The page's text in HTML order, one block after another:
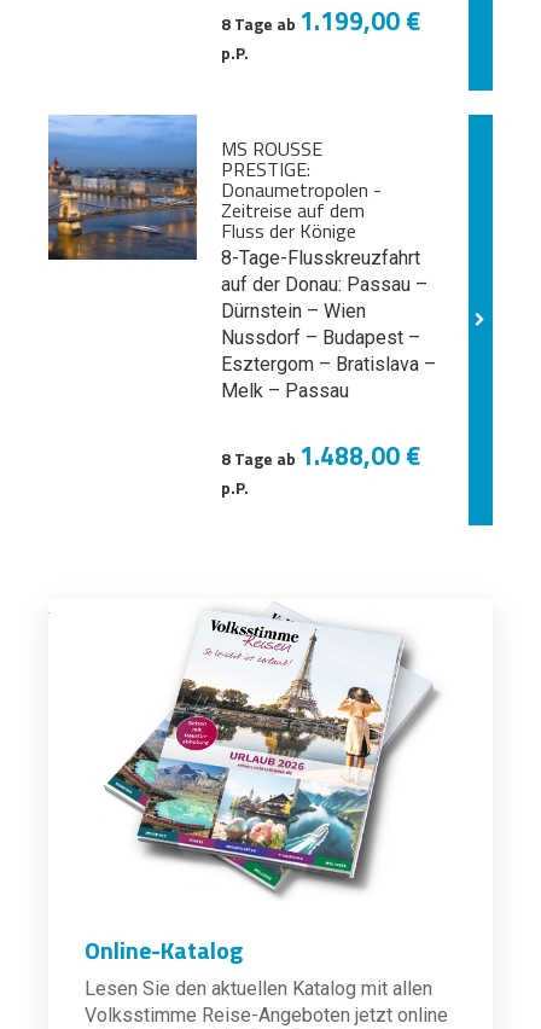
8 Tage ab 1.199,00 €
p.P.
MS ROUSSE
PRESTIGE:
Donaumetropolen -
Zeitreise auf dem
Fluss der Könige
8-Tage-Flusskreuzfahrt
auf der Donau: Passau –
Dürnstein – Wien
Nussdorf – Budapest –
Esztergom – Bratislava –
Melk – Passau
8 Tage ab 1.488,00 €
p.P.
Online-Katalog
Lesen Sie den aktuellen Katalog mit allen
Volksstimme Reise-Angeboten jetzt online